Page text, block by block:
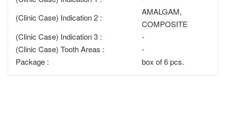
(Clinic Case) Indication 2 :
AMALGAM,
COMPOSITE
(Clinic Case) Indication 3 :
-
(Clinic Case) Tooth Areas :
-
Package :
box of 6 pcs.